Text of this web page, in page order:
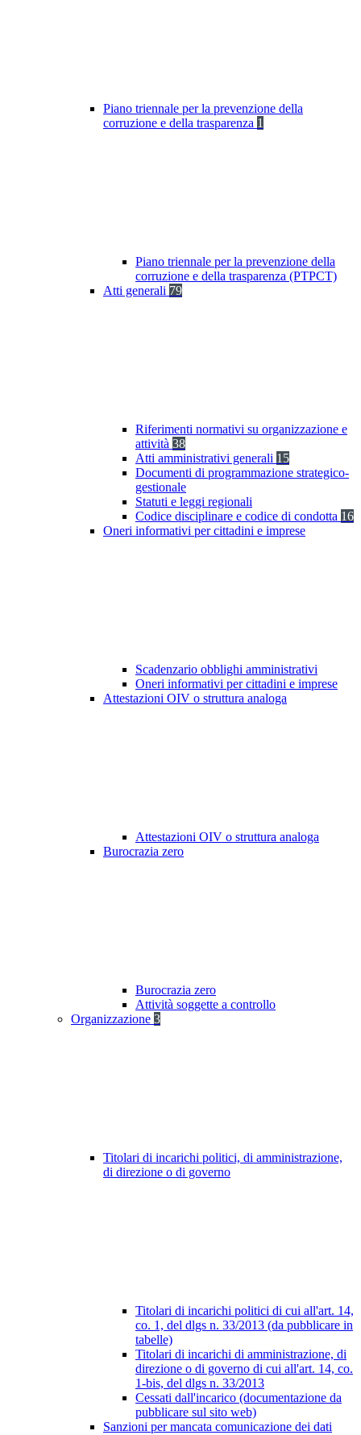
Piano triennale per la prevenzione della
corruzione e della trasparenza 1
Piano triennale per la prevenzione della
corruzione e della trasparenza (PTPCT)
Atti generali 79
Riferimenti normativi su organizzazione e
attività 38
Atti amministrativi generali 15
Documenti di programmazione strategico-
gestionale
Statuti e leggi regionali
Codice disciplinare e codice di condotta 16
Oneri informativi per cittadini e imprese
Scadenzario obblighi amministrativi
Oneri informativi per cittadini e imprese
Attestazioni OIV o struttura analoga
Attestazioni OIV o struttura analoga
Burocrazia zero
Burocrazia zero
Attività soggette a controllo
Organizzazione 3
Titolari di incarichi politici, di amministrazione,
di direzione o di governo
Titolari di incarichi politici di cui all'art. 14,
co. 1, del dlgs n. 33/2013 (da pubblicare in
tabelle)
Titolari di incarichi di amministrazione, di
direzione o di governo di cui all'art. 14, co.
1-bis, del dlgs n. 33/2013
Cessati dall'incarico (documentazione da
pubblicare sul sito web)
Sanzioni per mancata comunicazione dei dati